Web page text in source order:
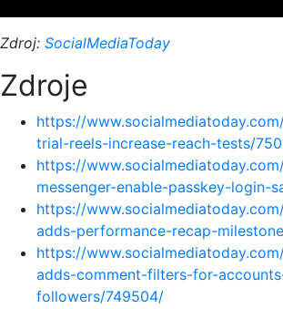
Zdroj: SocialMediaToday
Zdroje
https://
trial-reels-increase-reach-tests/
https://
messenger-enable-passkey-login-
https://
adds-performance-recap-
https://
adds-comment-filters-for-
followers/749504/